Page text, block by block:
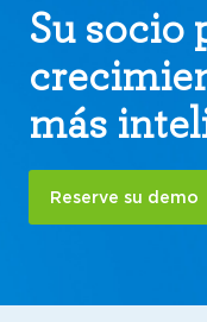
Su socio
más
Reserve su demo